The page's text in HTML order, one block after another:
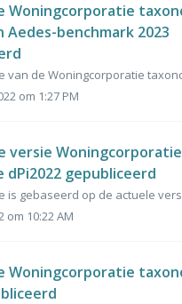
Woningcorporatie
Aedes-benchmark 2023
om 1:27 PM
versie Woningcorporatie
dPi2022 gepubliceerd
om 10:22 AM
Woningcorporatie